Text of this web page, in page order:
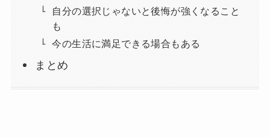
自分の選択じゃないと後悔が強くなること
も
今の生活に満足できる場合もある
まとめ